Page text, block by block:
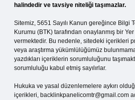
halindedir ve tavsiye niteliği taşımazlar.
Sitemiz, 5651 Sayılı Kanun gereğince Bilgi
Kurumu (BTK) tarafından onaylanmış bir
vermektedir. Bu nedenle, sitedeki içerikleri
veya araştırma yükümlülüğümüz
yazdıkları içeriklerin sorumluluğunu
sorumluluğu kabul etmiş sayılırlar.
Hukuka ve yasal düzenlemelere aykırı
içerikleri, backlinkpanelicomtr@gmail.com